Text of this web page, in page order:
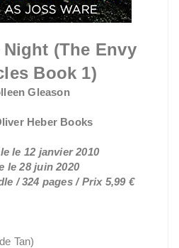
(The Envy
Book 1)
Gleason
Heber Books
le 12 janvier 2010
le 28 juin 2020
/ 324 pages / Prix 5,99 €
Tan)